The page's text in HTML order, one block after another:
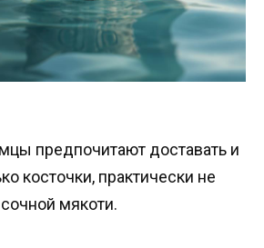
предпочитают доставать и
косточки, практически не
мякоти.